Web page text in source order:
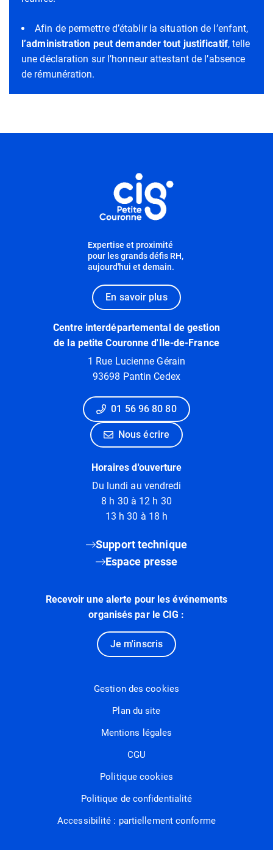
Afin de permettre d’établir la situation de l’enfant,
l’administration peut demander tout justificatif, telle
une déclaration sur l’honneur attestant de l’absence
de rémunération.
Expertise et proximité
pour les grands défis RH,
aujourd'hui et demain.
En savoir plus
Centre interdépartemental de gestion
de la petite Couronne d'Ile-de-France
1 Rue Lucienne Gérain
93698 Pantin Cedex
01 56 96 80 80
Nous écrire
Horaires d'ouverture
Du lundi au vendredi
8 h 30 à 12 h 30
13 h 30 à 18 h
Support technique
Espace presse
Recevoir une alerte pour les événements
organisés par le CIG :
Je m'inscris
Gestion des cookies
Plan du site
Mentions légales
CGU
Politique cookies
Politique de confidentialité
Accessibilité : partiellement conforme